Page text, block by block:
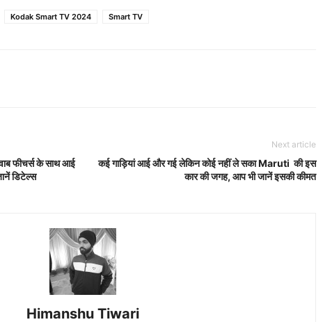
Kodak Smart TV 2024 Smart TV
फीचर्स के साथ आई
डिटेल्स
Next article
कई गाड़ियां आई और गई लेकिन कोई नहीं ले सका Maruti की इस
कार की जगह, आप भी जानें इसकी कीमत
Himanshu Tiwari